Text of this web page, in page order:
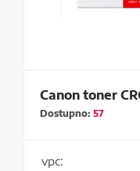
Canon toner
Dostupno:57
vpc: